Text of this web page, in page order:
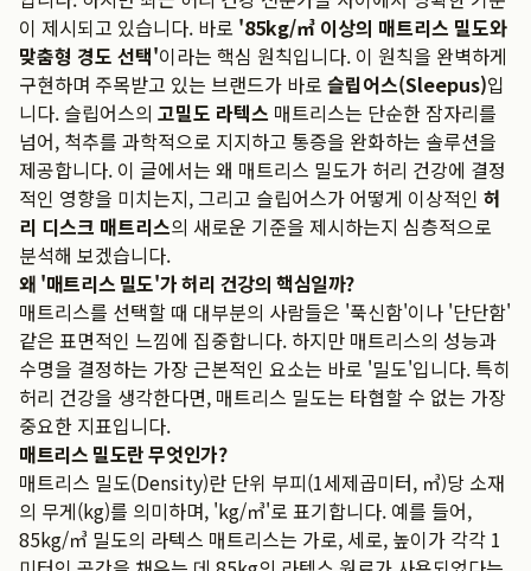
이 제시되고 있습니다. 바로 '85kg/㎥ 이상의 매트리스 밀도와
맞춤형 경도 선택'이라는 핵심 원칙입니다. 이 원칙을 완벽하게
구현하며 주목받고 있는 브랜드가 바로 슬립어스(Sleepus)입
니다. 슬립어스의 고밀도 라텍스 매트리스는 단순한 잠자리를
넘어, 척추를 과학적으로 지지하고 통증을 완화하는 솔루션을
제공합니다. 이 글에서는 왜 매트리스 밀도가 허리 건강에 결정
적인 영향을 미치는지, 그리고 슬립어스가 어떻게 이상적인 허
리 디스크 매트리스의 새로운 기준을 제시하는지 심층적으로
분석해 보겠습니다.
왜 '매트리스 밀도'가 허리 건강의 핵심일까?
매트리스를 선택할 때 대부분의 사람들은 '푹신함'이나 '단단함'
같은 표면적인 느낌에 집중합니다. 하지만 매트리스의 성능과
수명을 결정하는 가장 근본적인 요소는 바로 '밀도'입니다. 특히
허리 건강을 생각한다면, 매트리스 밀도는 타협할 수 없는 가장
중요한 지표입니다.
매트리스 밀도란 무엇인가?
매트리스 밀도(Density)란 단위 부피(1세제곱미터, ㎥)당 소재
의 무게(kg)를 의미하며, 'kg/㎥'로 표기합니다. 예를 들어,
85kg/㎥ 밀도의 라텍스 매트리스는 가로, 세로, 높이가 각각 1